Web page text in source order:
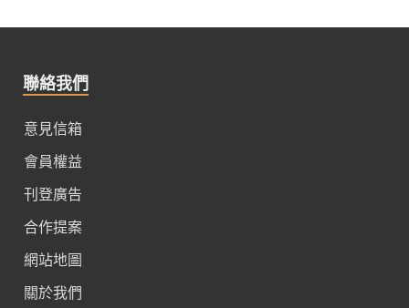
聯絡我們
意見信箱
會員權益
刊登廣告
合作提案
網站地圖
關於我們